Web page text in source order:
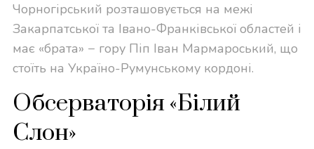
Чорногірський розташовується на межі
Закарпатської та Івано-Франківської областей і
має «брата» − гору Піп Іван Мармароський, що
стоїть на Україно-Румунському кордоні.
Обсерваторія «Білий
Слон»